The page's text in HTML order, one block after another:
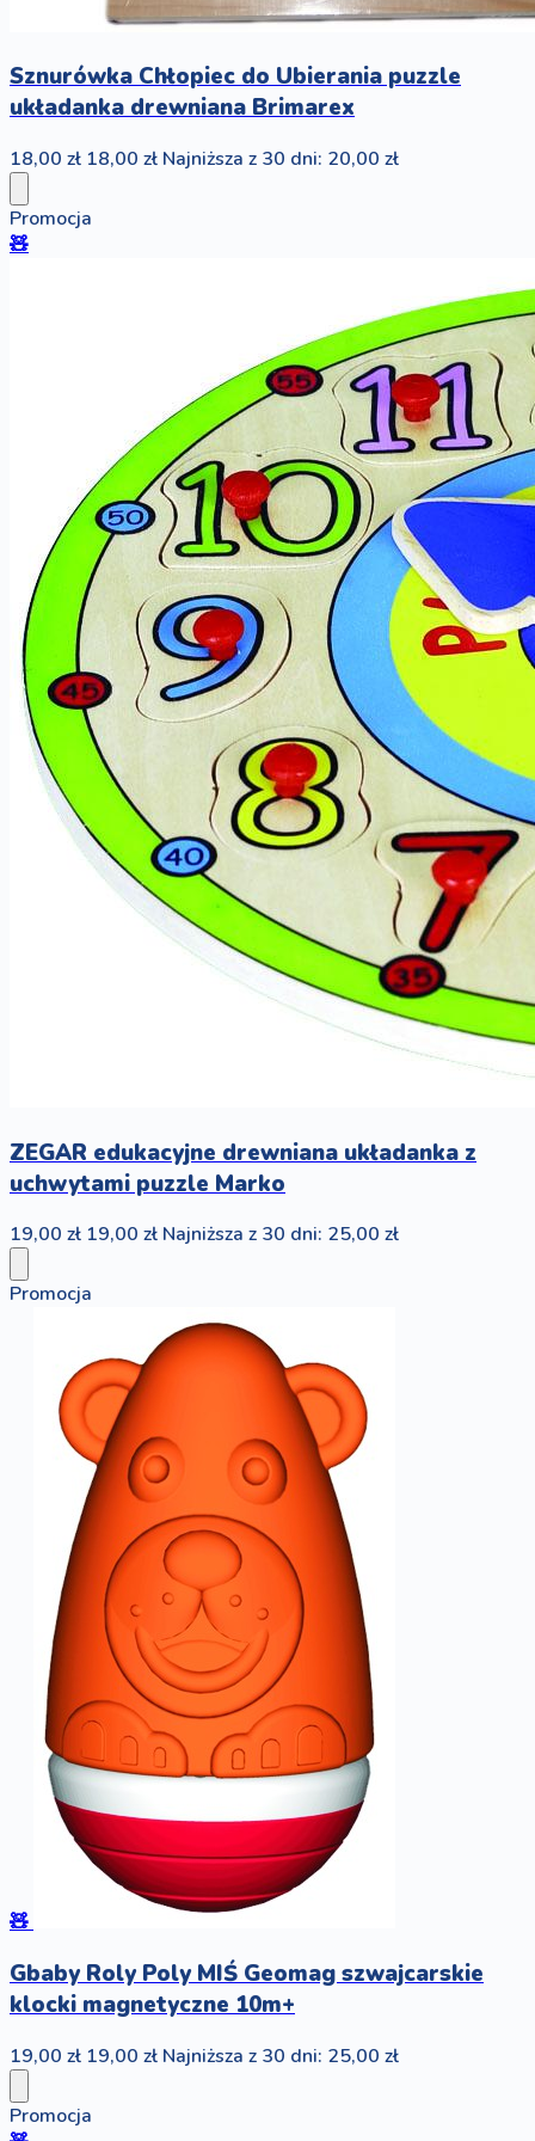
Sznurówka Chłopiec do Ubierania puzzle
układanka drewniana Brimarex
18,00 zł 18,00 zł Najniższa z 30 dni: 20,00 zł
Promocja
🧸
ZEGAR edukacyjne drewniana układanka z
uchwytami puzzle Marko
19,00 zł 19,00 zł Najniższa z 30 dni: 25,00 zł
Promocja
🧸
Gbaby Roly Poly MIŚ Geomag szwajcarskie
klocki magnetyczne 10m+
19,00 zł 19,00 zł Najniższa z 30 dni: 25,00 zł
Promocja